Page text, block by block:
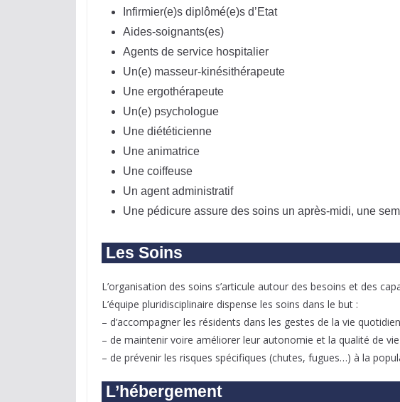
Infirmier(e)s diplômé(e)s d’Etat
Aides-soignants(es)
Agents de service hospitalier
Un(e) masseur-kinésithérapeute
Une ergothérapeute
Un(e) psychologue
Une diététicienne
Une animatrice
Une coiffeuse
Un agent administratif
Une pédicure assure des soins un après-midi, une
Les Soins
L’organisation des soins s’articule autour des besoins et des
L’équipe pluridisciplinaire dispense les soins dans le but :
– d’accompagner les résidents dans les gestes de la vie
– de maintenir voire améliorer leur autonomie et la qualité de
– de prévenir les risques spécifiques (chutes, fugues…) à la
L’hébergement